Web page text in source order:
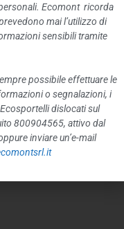
politico
Ecomont ricorda
mai l’utilizzo di
sensibili tramite
possibile effettuare le
o segnalazioni, i
dislocati sul
800904565, attivo dal
inviare un’e-mail